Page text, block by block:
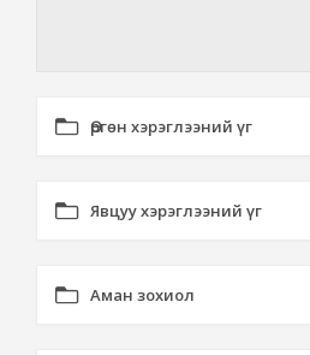
Өргөн хэрэглээний үг
Явцуу хэрэглээний үг
Аман зохиол